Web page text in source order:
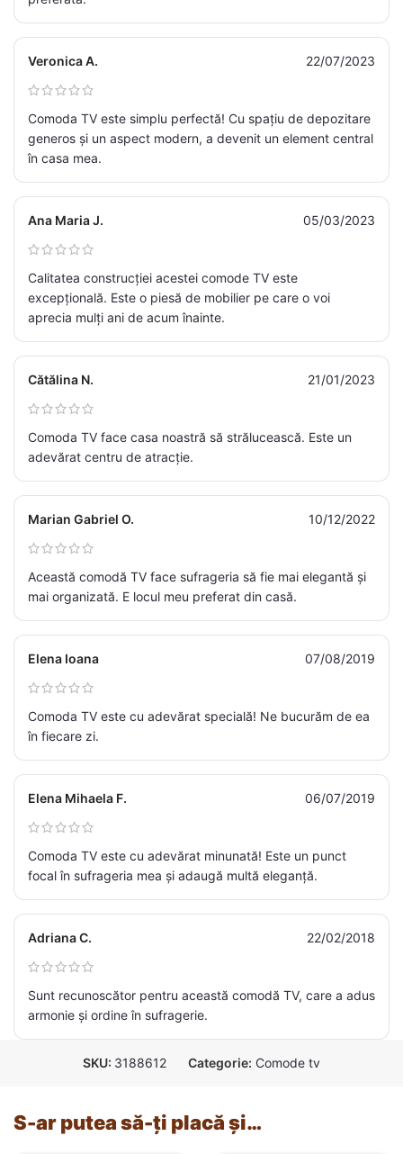
Veronica A. 22/07/2023
Comoda TV este simplu perfectă! Cu spațiu de depozitare
generos și un aspect modern, a devenit un element central
în casa mea.
Ana Maria J. 05/03/2023
Calitatea construcției acestei comode TV este
excepțională. Este o piesă de mobilier pe care o voi
aprecia mulți ani de acum înainte.
Cătălina N. 21/01/2023
Comoda TV face casa noastră să strălucească. Este un
adevărat centru de atracție.
Marian Gabriel O. 10/12/2022
Această comodă TV face sufrageria să fie mai elegantă și
mai organizată. E locul meu preferat din casă.
Elena Ioana 07/08/2019
Comoda TV este cu adevărat specială! Ne bucurăm de ea
în fiecare zi.
Elena Mihaela F. 06/07/2019
Comoda TV este cu adevărat minunată! Este un punct
focal în sufrageria mea și adaugă multă eleganță.
Adriana C. 22/02/2018
Sunt recunoscător pentru această comodă TV, care a adus
armonie și ordine în sufragerie.
SKU: 3188612 Categorie: Comode tv
S-ar putea să-ți placă și…